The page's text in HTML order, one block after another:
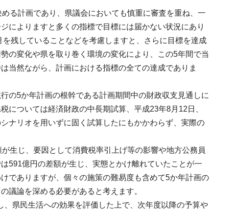
る計画であり、県議会においても慎重に審査を重ね、一
によりますと多くの指標で目標には届かない状況にあり
残していることなどを考慮しますと、さらに目標を達成
の変化や県を取り巻く環境の変化により、この5年間で当
当然ながら、計画における指標の全ての達成でありま
の5か年計画の根幹である計画期間中の財政収支見通しに
については経済財政の中長期試算、平成23年8月12日、
ナリオを用いずに固く試算したにもかかわらず、実際の
生じ、要因として消費税率引上げ等の影響や地方公務員
591億円の差額が生じ、実態とかけ離れていたことが一
でありますが、個々の施策の難易度も含めて5か年計画の
議論を深める必要があると考えます。
県民生活への効果を評価した上で、次年度以降の予算や